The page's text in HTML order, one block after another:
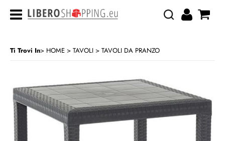
Ti Trovi In HOME TAVOLI TAVOLI DA PRANZO